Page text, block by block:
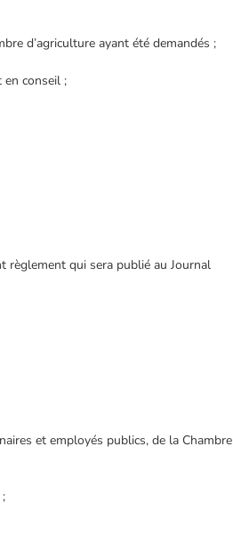
d’agriculture ayant été demandés ;
conseil ;
règlement qui sera publié au Journal
et employés publics, de la Chambre